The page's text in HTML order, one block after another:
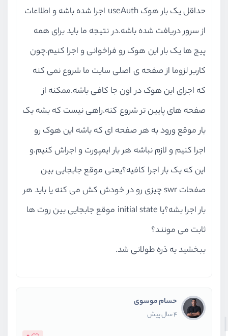
حداقل یک بار هوک useAuth اجرا شده باشه و اطلاعات
از سرور دریافت شده باشه.در نتیجه ما باید برای همه
پیج ها یک بار این هوک رو فراخوانی و اجرا کنیم.چون
کاربر لزوما از صفحه ی اصلی سایت ما شروع نمی کنه
که اجرای این هوک در اون جا کافی باشه.ممکنه از
صفحه های پایین تر شروع کنه.راهی نیست که بشه یک
بار موقع ورود به هر صفحه ای که باشه این هوک رو
اجرا کنیم و لازم نباشه هر بار ایمپورت و اجراش کنیم.و
این که یک بار اجرا کافیه؟یعنی موقع جابجایی بین
صفحات swr چیزی رو در خودش کش می کنه یا باید هر
بار اجرا بشه؟یا initial state موقع جابجایی بین روت ها
ثابت می مونند؟
ببخشید یه ذره طولانی شد.
حسام موسوی
4 سال پیش